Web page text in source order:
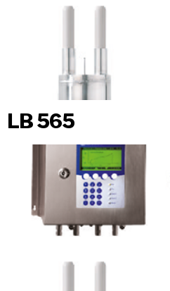
LB 565